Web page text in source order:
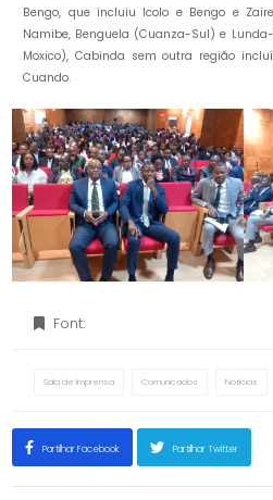
Bengo, que incluiu Icolo e Bengo e
Namibe, Benguela (Cuanza-Sul) e
Moxico), Cabinda sem outra região
Cuando.
Font:
Sala de Imprensa Comunicados Notícias
Partilhar Facebook Partilhar Twitter